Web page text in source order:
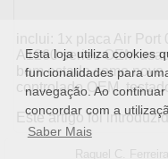
Esta loja utiliza cookies
funcionalidades para
navegação. Ao
concordar com a
Saber Mais
inclui: 1x placa Air
A1260 series OEM
bom estado como
controlado OEM,
Este artigo foi
Raquel C.